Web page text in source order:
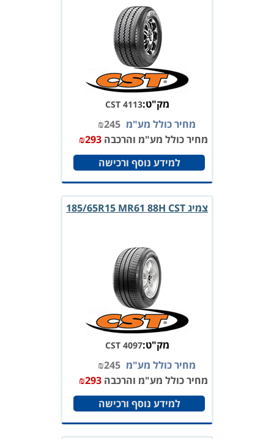
מק"ט:CST 4113
מחיר כולל מע"מ ₪245
מחיר כולל מע"מ והרכבה
₪293
למידע נוסף ורכישה
צמיג 185/65R15 MR61 88H CST
מק"ט:CST 4097
מחיר כולל מע"מ ₪245
מחיר כולל מע"מ והרכבה
₪293
למידע נוסף ורכישה